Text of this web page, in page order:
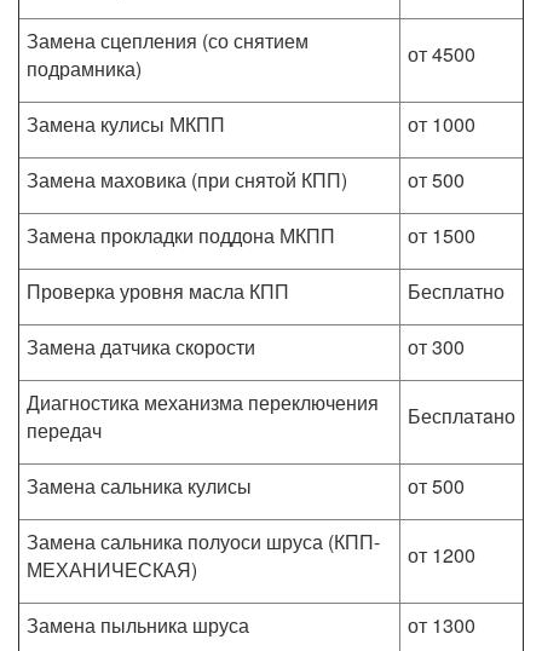
Замена сцепления (со снятием
подрамника)
от 4500
Замена кулисы МКПП
от 1000
Замена маховика (при снятой КПП)
от 500
Замена прокладки поддона МКПП
от 1500
Проверка уровня масла КПП
Бесплатно
Замена датчика скорости
от 300
Диагностика механизма переключения
передач
Бесплатaно
Замена сальника кулисы
от 500
Замена сальника полуоси шруса (КПП-
МЕХАНИЧЕСКАЯ)
от 1200
Замена пыльника шруса
от 1300